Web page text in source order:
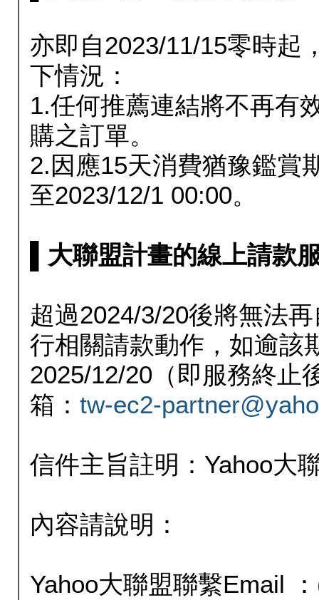
亦即自2023/11/15零時起
下情況：
1.任何推薦連結將不再有
購之訂單。
2.因應15天消費猶豫鑑賞
至2023/12/1 00:00。
▌大聯盟計畫的線上請款
超過2024/3/20後將無法
行相關請款動作，如逾該
2025/12/20（即服務終止
箱： tw-ec2-
信件主旨註明：Yahoo大
內容請說明：
Yahoo大聯盟聯繫Email